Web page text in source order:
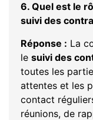
6. Quel est le
suivi des
Réponse : La
le suivi des
toutes les
attentes et les
contact
réunions, de